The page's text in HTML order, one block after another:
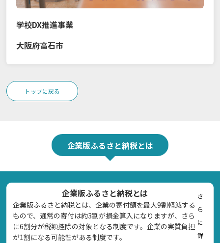
学校DX推進事業
大阪府高石市
トップに戻る
企業版ふるさと納税とは
企業版ふるさと納税とは
企業版ふるさと納税とは、企業の寄付額を最大9割軽減する
もので、通常の寄付は約3割が損金算入になりますが、さら
に6割分が税額控除の対象となる制度です。企業の実質負担
が1割になる可能性がある制度です。
さ
ら
に
詳